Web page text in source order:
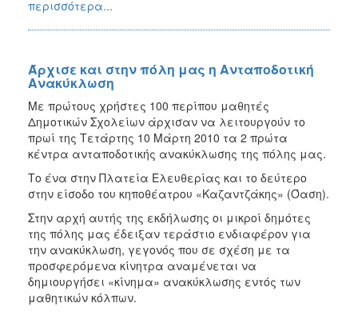
περισσότερα...
Άρχισε και στην πόλη μας η Ανταποδοτική
Ανακύκλωση
Με πρώτους χρήστες 100 περίπου μαθητές
Δημοτικών Σχολείων άρχισαν να λειτουργούν το
πρωί της Τετάρτης 10 Μάρτη 2010 τα 2 πρώτα
κέντρα ανταποδοτικής ανακύκλωσης της πόλης μας.
Το ένα στην Πλατεία Ελευθερίας και το δεύτερο
στην είσοδο του κηποθέατρου «Καζαντζάκης» (Όαση).
Στην αρχή αυτής της εκδήλωσης οι μικροί δημότες
της πόλης μας έδειξαν τεράστιο ενδιαφέρον για
την ανακύκλωση, γεγονός που σε σχέση με τα
προσφερόμενα κίνητρα αναμένεται να
δημιουργήσει «κίνημα» ανακύκλωσης εντός των
μαθητικών κόλπων.